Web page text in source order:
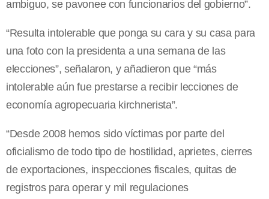
ambiguo, se pavonee con funcionarios del gobierno”.
“Resulta intolerable que ponga su cara y su casa para
una foto con la presidenta a una semana de las
elecciones”, señalaron, y añadieron que “más
intolerable aún fue prestarse a recibir lecciones de
economía agropecuaria kirchnerista”.
“Desde 2008 hemos sido víctimas por parte del
oficialismo de todo tipo de hostilidad, aprietes, cierres
de exportaciones, inspecciones fiscales, quitas de
registros para operar y mil regulaciones